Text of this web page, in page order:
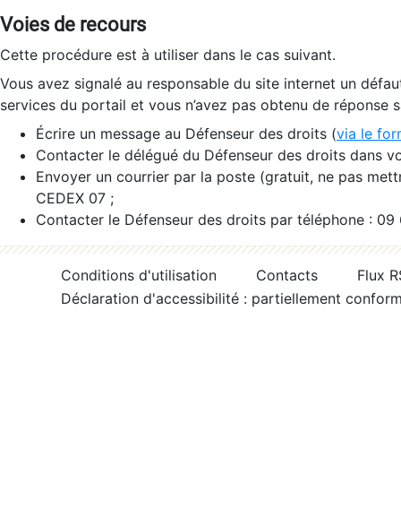
Voies de recours
Cette procédure est à utiliser dans le cas suivant.
Vous avez signalé au responsable du site internet un
services du portail et vous n’avez pas obtenu de réponse
Écrire un message au Défenseur des droits (via le
Contacter le délégué du Défenseur des droits dans
Envoyer un courrier par la poste (gratuit, ne pas
CEDEX 07 ;
Contacter le Défenseur des droits par téléphone :
Conditions d'utilisation Contacts
Flux
Déclaration d'accessibilité : partiellement